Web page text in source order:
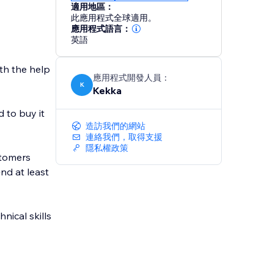
the help
to buy it
at least
skills
適用地區：
此應用程式全球適用。
應用程式語言：
英語
K
應用程式開發人員：
Kekka
造訪我們的網站
連絡我們，取得支援
隱私權政策